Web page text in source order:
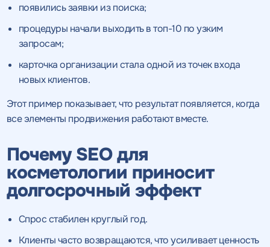
появились заявки из поиска;
процедуры начали выходить в топ-10 по узким
запросам;
карточка организации стала одной из точек входа
новых клиентов.
Этот пример показывает, что результат появляется, когда
все элементы продвижения работают вместе.
Почему SEO для
косметологии приносит
долгосрочный эффект
Спрос стабилен круглый год.
Клиенты часто возвращаются, что усиливает ценность